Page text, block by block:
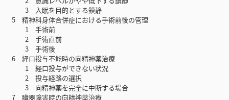
3 入眠を目的とする鎮静
5 精神科身体合併症における手術前後の管理
1 手術前
2 手術直前
3 手術後
6 経口投与不能時の向精神薬治療
1 経口投与ができない状況
2 投与経路の選択
3 向精神薬を完全に中断する場合
7 臓器障害時の向精神薬治療